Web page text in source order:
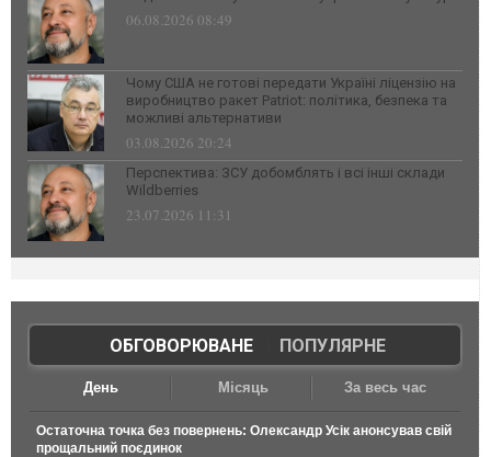
06.08.2026 08:49
Чому США не готові передати Україні ліцензію на
виробництво ракет Patriot: політика, безпека та
можливі альтернативи
03.08.2026 20:24
Перспектива: ЗСУ добомблять і всі інші склади
Wildberries
23.07.2026 11:31
ОБГОВОРЮВАНЕ| ПОПУЛЯРНЕ
День Місяць За весь час
Остаточна точка без повернень: Олександр Усік анонсував свій
прощальний поєдинок